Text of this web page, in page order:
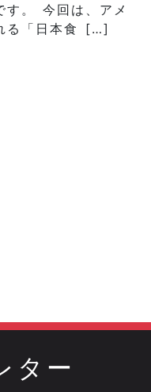
す。 今回は、アメ
る「日本食 […]
ター